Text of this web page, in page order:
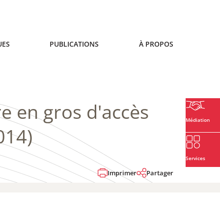
PUBLICATIONS À PROPOS
Médiation
Services
en gros d'accès
Imprimer Partager